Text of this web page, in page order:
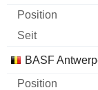
BASF